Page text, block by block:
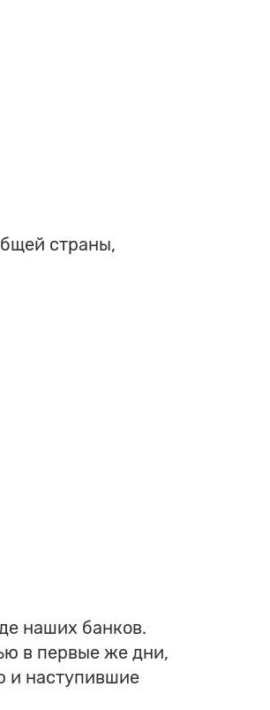
страны,
наших банков.
в первые же дни,
и наступившие